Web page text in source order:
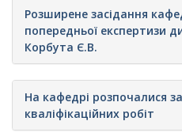
Розширене засідання
попередньої експертизи
Корбута Є.В.
На кафедрі розпочалися
кваліфікаційних робіт